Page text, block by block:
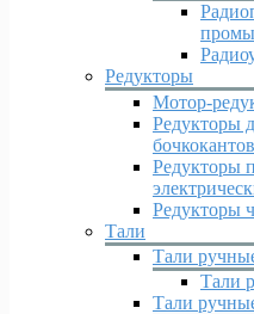
Редукторы
Мотор-
Редукторы
Редукторы
Редукторы
Тали
Тали
Тали
Тали